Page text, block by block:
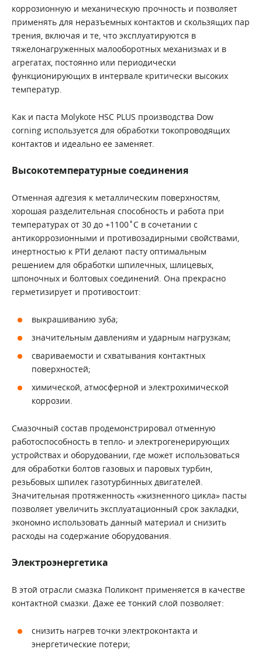
коррозионную и механическую прочность и позволяет
применять для неразъемных контактов и скользящих пар
трения, включая и те, что эксплуатируются в
тяжелонагруженных малооборотных механизмах и в
агрегатах, постоянно или периодически
функционирующих в интервале критически высоких
температур.
Как и паста Molykote HSC PLUS производства Dow
corning используется для обработки токопроводящих
контактов и идеально ее заменяет.
Высокотемпературные соединения
Отменная адгезия к металлическим поверхностям,
хорошая разделительная способность и работа при
температурах от 30 до +1100˚С в сочетании с
антикоррозионными и противозадирными свойствами,
инертностью к РТИ делают пасту оптимальным
решением для обработки шпилечных, шлицевых,
шпоночных и болтовых соединений. Она прекрасно
герметизирует и противостоит:
выкрашиванию зуба;
значительным давлениям и ударным нагрузкам;
свариваемости и схватывания контактных
поверхностей;
химической, атмосферной и электрохимической
коррозии.
Смазочный состав продемонстрировал отменную
работоспособность в тепло- и электрогенерирующих
устройствах и оборудовании, где может использоваться
для обработки болтов газовых и паровых турбин,
резьбовых шпилек газотурбинных двигателей.
Значительная протяженность «жизненного цикла» пасты
позволяет увеличить эксплуатационный срок закладки,
экономно использовать данный материал и снизить
расходы на содержание оборудования.
Электроэнергетика
В этой отрасли смазка Поликонт применяется в качестве
контактной смазки. Даже ее тонкий слой позволяет:
снизить нагрев точки электроконтакта и
энергетические потери;